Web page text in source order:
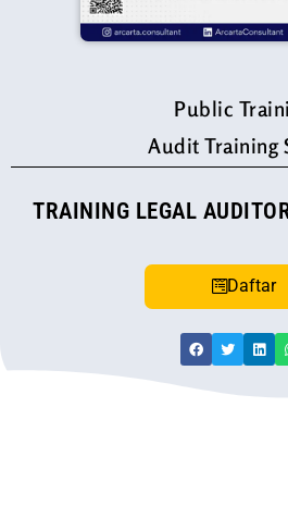
Public
Audit Training
TRAINING LEGAL
Daftar